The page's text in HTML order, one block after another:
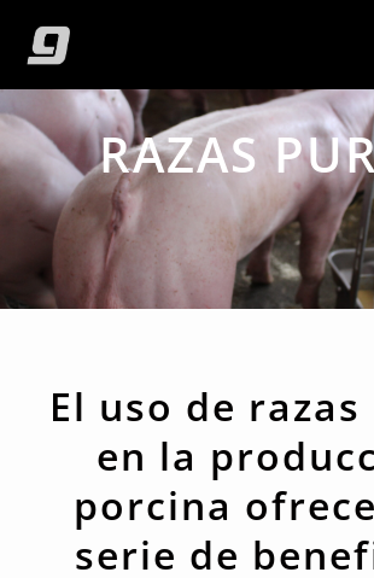
contenido
RAZAS
El uso de
en la
porcina
serie de